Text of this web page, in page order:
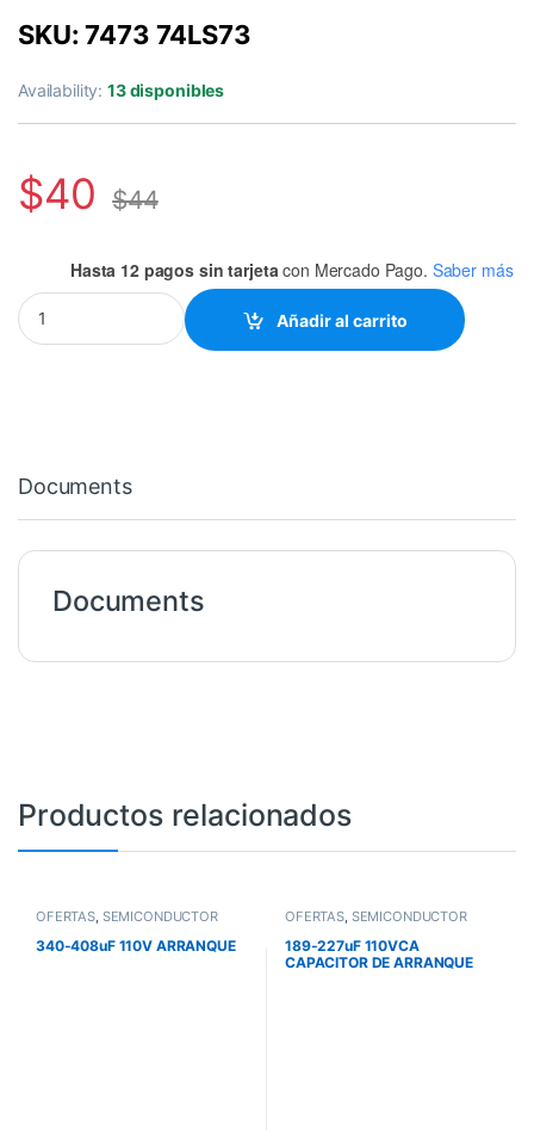
SKU: 7473 74LS73
Availability:13 disponibles
$40 $44
Hasta 12 pagos sin tarjeta con Mercado Pago. Saber más
7473 74LS73 DUAL FLIP-FLOP J-K DIP-14 quantity
Añadir al carrito
Documents
Documents
Productos relacionados
OFERTAS SEMICONDUCTOR
340-408uF 110V ARRANQUE
OFERTAS SEMICONDUCTOR
189-227uF 110VCA
CAPACITOR DE ARRANQUE